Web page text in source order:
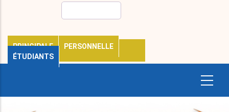
PRINCIPALE
PERSONNELLE
ÉTUDIANTS